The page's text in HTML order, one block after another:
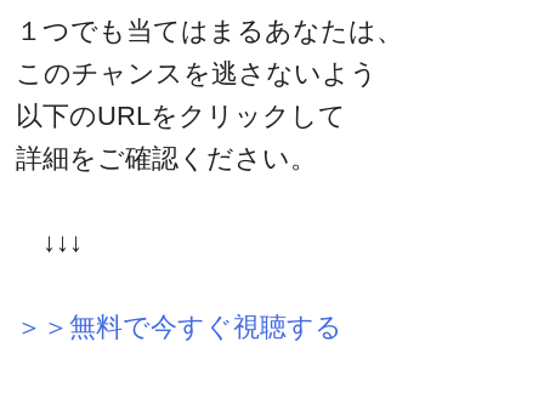
１つでも当てはまるあなたは、
このチャンスを逃さないよう
以下のURLをクリックして
詳細をご確認ください。
↓↓↓
＞＞無料で今すぐ視聴する